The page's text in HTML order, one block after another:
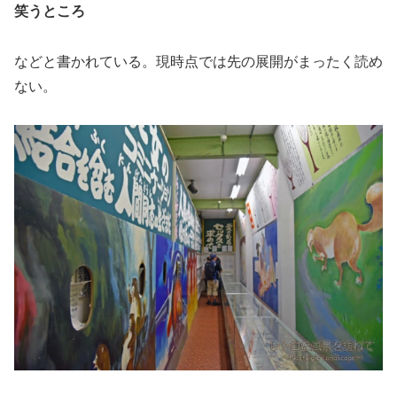
笑うところ
などと書かれている。現時点では先の展開がまったく読め
ない。